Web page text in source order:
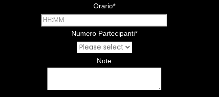
Orario*
Numero Partecipanti*
Note